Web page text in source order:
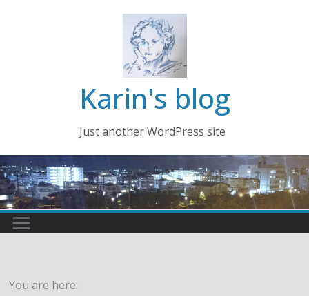
ッ
プ
Karin's blog
Just another WordPress site
You are here: